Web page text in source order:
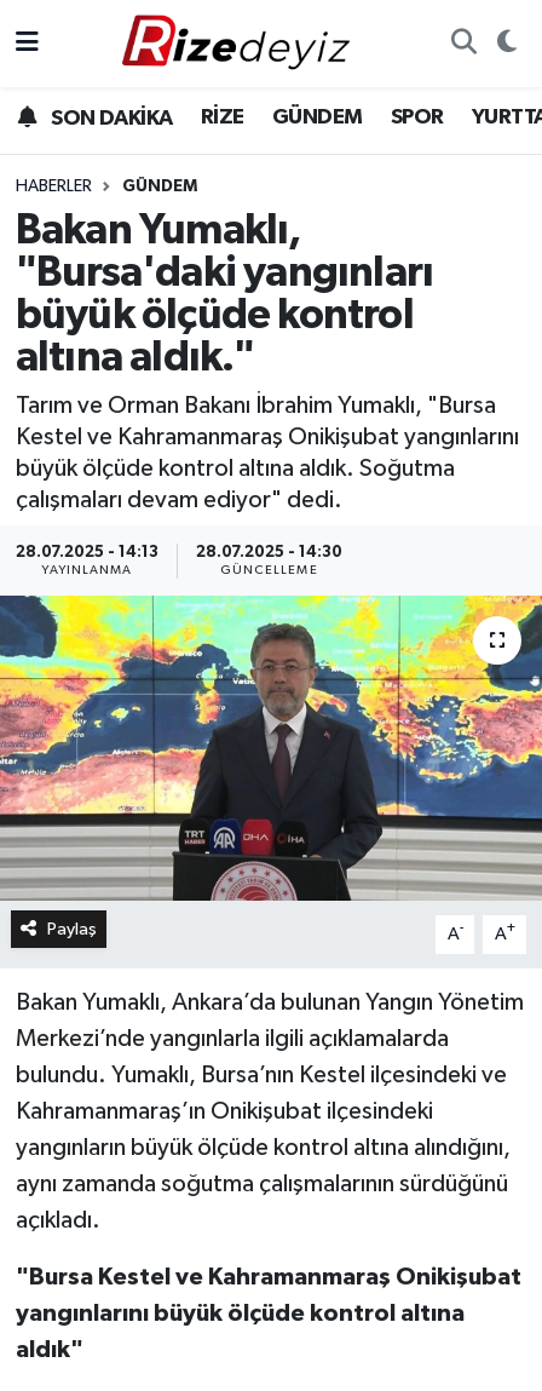
SON DAKİKA RİZE GÜNDEM SPOR
HABERLER GÜNDEM
Bakan Yumaklı,
"Bursa'daki yangınları
büyük ölçüde kontrol
altına aldık."
Tarım ve Orman Bakanı İbrahim Yumaklı, "Bursa
Kestel ve Kahramanmaraş Onikişubat yangınlarını
büyük ölçüde kontrol altına aldık. Soğutma
çalışmaları devam ediyor" dedi.
28.07.2025 - 14:13
YAYINLANMA
28.07.2025 - 14:30
GÜNCELLEME
Paylaş A- A+
Bakan Yumaklı, Ankara’da bulunan Yangın Yönetim
Merkezi’nde yangınlarla ilgili açıklamalarda
bulundu. Yumaklı, Bursa’nın Kestel ilçesindeki ve
Kahramanmaraş’ın Onikişubat ilçesindeki
yangınların büyük ölçüde kontrol altına alındığını,
aynı zamanda soğutma çalışmalarının sürdüğünü
açıkladı.
"Bursa Kestel ve Kahramanmaraş Onikişubat
yangınlarını büyük ölçüde kontrol altına
aldık"
Gündem
Yurttan Haberler
Ekonomi
Teknoloji
Sağlık
Rize Hava Durumu
Rize Trafik Yoğunluk Haritası
Süper Lig Puan Durumu ve Fikstür
Tüm Manşetler
Son Dakika Haberleri
Haber Arşivi